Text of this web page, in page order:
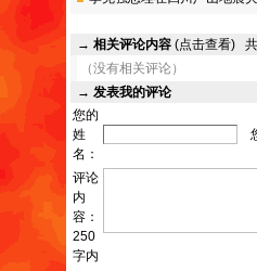
→ 相关评论内容 (点击查看) 共
（没有相关评论）
→ 发表我的评论
您的
姓
名：
评论
内
容：
250
字内